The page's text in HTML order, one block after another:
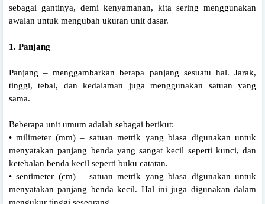
sebagai gantinya, demi kenyamanan, kita sering menggunakan
awalan untuk mengubah ukuran unit dasar.
1. Panjang
Panjang – menggambarkan berapa panjang sesuatu hal. Jarak,
tinggi, tebal, dan kedalaman juga menggunakan satuan yang
sama.
Beberapa unit umum adalah sebagai berikut:
• milimeter (mm) – satuan metrik yang biasa digunakan untuk
menyatakan panjang benda yang sangat kecil seperti kunci, dan
ketebalan benda kecil seperti buku catatan.
• sentimeter (cm) – satuan metrik yang biasa digunakan untuk
menyatakan panjang benda kecil. Hal ini juga digunakan dalam
mengukur tinggi seseorang.